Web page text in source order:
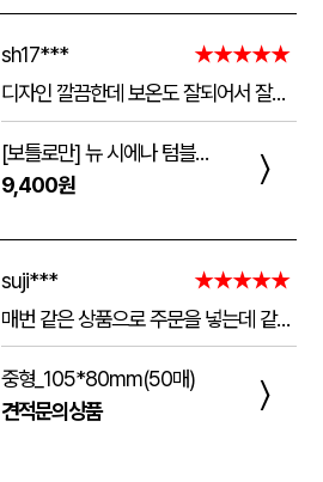
sh17***
★★★★★
디자인 깔끔한데 보온도 잘되어서 잘쓰고 있습니다 선물용으로 좋네요 하단에 실리콘 밀림방지 없는건 좀 아쉽네요
[보틀로만] 뉴 시에나 텀블러 900ml
9,400원
〉
suji***
★★★★★
매번 같은 상품으로 주문을 넣는데 같은 품질로 받을 수 있어서 좋습니다. 배송 기간도 적당히 잘오는거 같아요. 앞으로도 계속 이용할꺼 같습니다. 지금과 같은 품질로 유지해주세요!!
중형_105*80mm(50매)
견적문의상품
〉